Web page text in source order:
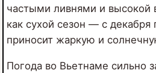
частыми ливнями и высокой
как сухой сезон — с
приносит жаркую и
Погода во Вьетнаме сильно